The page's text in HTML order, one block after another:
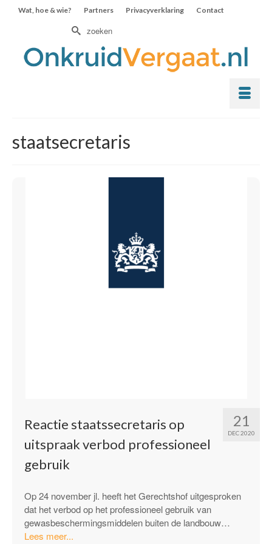
Wat, hoe & wie? Partners Privacyverklaring Contact
Zoek
staatsecretaris
21
DEC 2020
Reactie staatssecretaris op
uitspraak verbod professioneel
gebruik
Op 24 november jl. heeft het Gerechtshof uitgesproken
dat het verbod op het professioneel gebruik van
gewasbeschermingsmiddelen buiten de landbouw…
Lees meer...